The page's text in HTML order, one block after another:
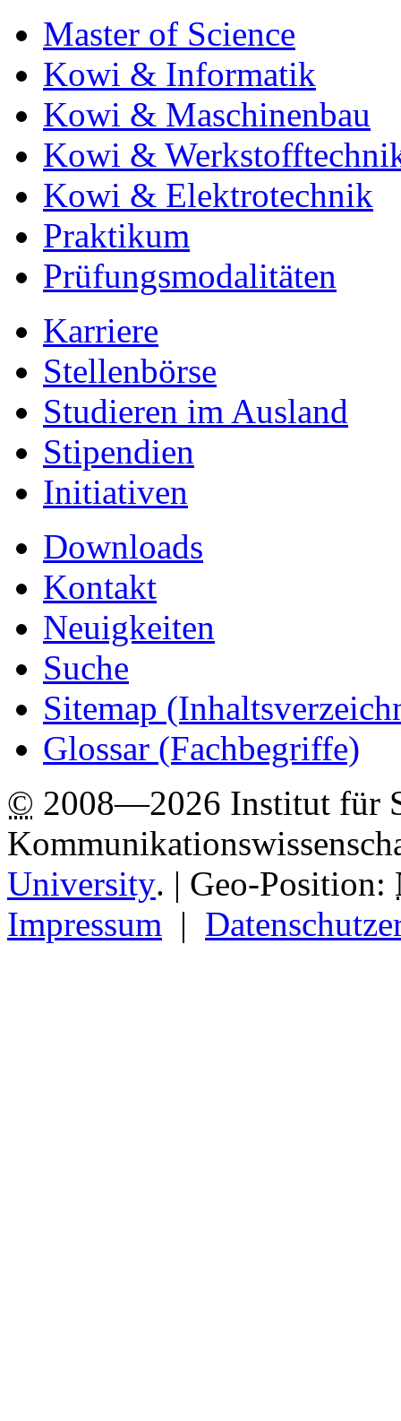
Master of Science
Kowi & Informatik
Kowi & Maschinenbau
Kowi &
Kowi & Elektrotechnik
Praktikum
Prüfungsmodalitäten
Karriere
Stellenbörse
Studieren im Ausland
Stipendien
Initiativen
Downloads
Kontakt
Neuigkeiten
Suche
Sitemap
Glossar (Fachbegriffe)
© 2008—2026 Institut für
University. | Geo-Position:
Impressum |